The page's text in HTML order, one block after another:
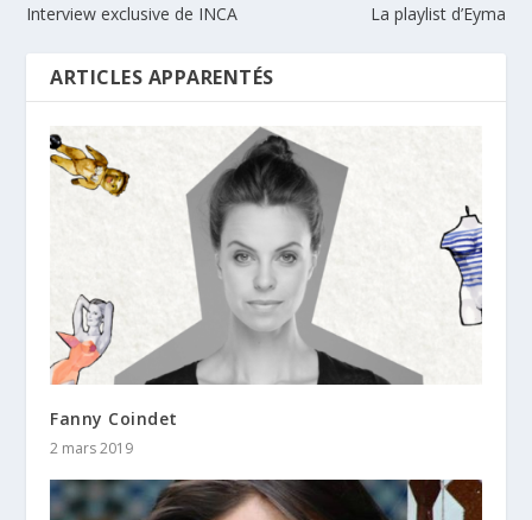
Interview exclusive de INCA La playlist d’Eyma
ARTICLES APPARENTÉS
Fanny Coindet
2 mars 2019